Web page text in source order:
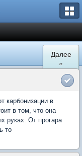
Далее
»
в
в том, что она
руках. От прогара
то